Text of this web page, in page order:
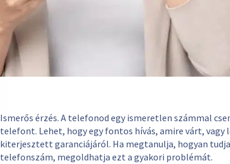
Ismerős érzés. A telefonod egy ismeretlen számmal
telefont. Lehet, hogy egy fontos hívás, amire várt, vagy
kiterjesztett garanciájáról. Ha megtanulja, hogyan
telefonszám, megoldhatja ezt a gyakori problémát.